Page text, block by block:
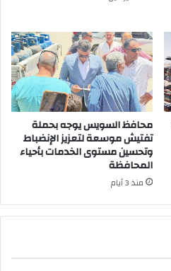
محافظ السويس يوجه بحملة
تفتيش موسعة لتعزيز الإنضباط
وتحسين مستوى الخدمات بأحياء
المحافظة
منذ 3 أيام